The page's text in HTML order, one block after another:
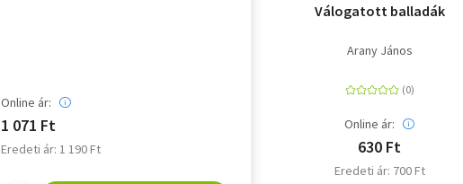
Online ár:
1 071 Ft
Eredeti ár: 1 190 Ft
Válogatott balladák
Arany János
Online ár:
630 Ft
Eredeti ár: 700 Ft